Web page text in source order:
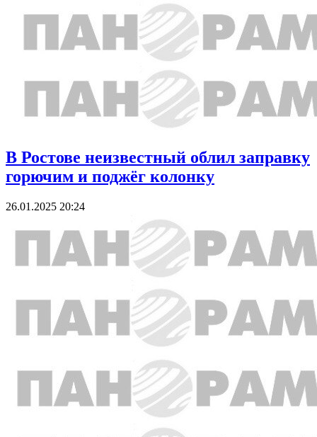
В Ростове неизвестный облил заправку
горючим и поджёг колонку
26.01.2025 20:24